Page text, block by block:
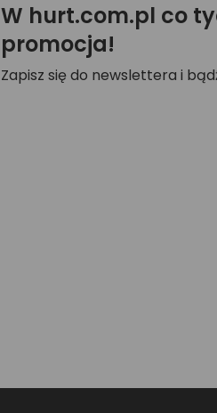
W hurt.com.pl co
promocja!
Zapisz się do newslettera i